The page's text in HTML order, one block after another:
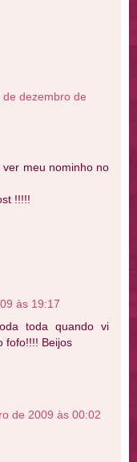
de dezembro de
meu nominho no
!!!!!
às 19:17
toda quando vi
fofo!!!! Beijos
de 2009 às 00:02